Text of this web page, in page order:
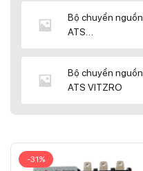
Bộ chuyển nguồn
ATS
Bộ chuyển nguồn
ATS VITZRO
-31%